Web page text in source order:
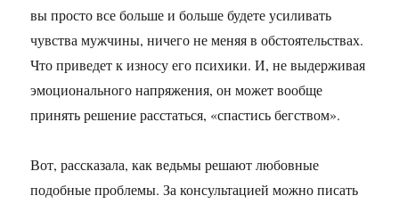
вы просто все больше и больше будете усиливать
чувства мужчины, ничего не меняя в обстоятельствах.
Что приведет к износу его психики. И, не выдерживая
эмоционального напряжения, он может вообще
принять решение расстаться, «спастись бегством».
Вот, рассказала, как ведьмы решают любовные
подобные проблемы. За консультацией можно писать